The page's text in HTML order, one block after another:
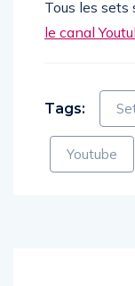
Tous les sets
Youtube